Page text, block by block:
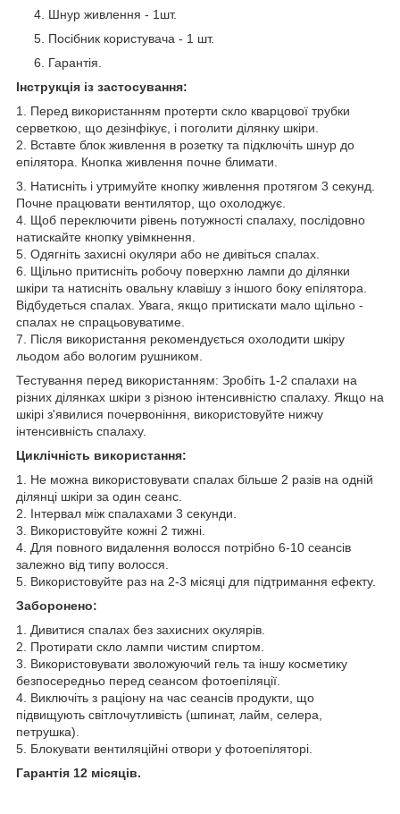
Шнур живлення - 1шт.
Посібник користувача - 1 шт.
Гарантія.
Інструкція із застосування:
1. Перед використанням протерти скло кварцової трубки
серветкою, що дезінфікує, і поголити ділянку шкіри.
2. Вставте блок живлення в розетку та підключіть шнур до
епілятора. Кнопка живлення почне блимати.
3. Натисніть і утримуйте кнопку живлення протягом 3 секунд.
Почне працювати вентилятор, що охолоджує.
4. Щоб переключити рівень потужності спалаху, послідовно
натискайте кнопку увімкнення.
5. Одягніть захисні окуляри або не дивіться спалах.
6. Щільно притисніть робочу поверхню лампи до ділянки
шкіри та натисніть овальну клавішу з іншого боку епілятора.
Відбудеться спалах. Увага, якщо притискати мало щільно -
спалах не спрацьовуватиме.
7. Після використання рекомендується охолодити шкіру
льодом або вологим рушником.
Тестування перед використанням: Зробіть 1-2 спалахи на
різних ділянках шкіри з різною інтенсивністю спалаху. Якщо на
шкірі з'явилися почервоніння, використовуйте нижчу
інтенсивність спалаху.
Циклічність використання:
1. Не можна використовувати спалах більше 2 разів на одній
ділянці шкіри за один сеанс.
2. Інтервал між спалахами 3 секунди.
3. Використовуйте кожні 2 тижні.
4. Для повного видалення волосся потрібно 6-10 сеансів
залежно від типу волосся.
5. Використовуйте раз на 2-3 місяці для підтримання ефекту.
Заборонено:
1. Дивитися спалах без захисних окулярів.
2. Протирати скло лампи чистим спиртом.
3. Використовувати зволожуючий гель та іншу косметику
безпосередньо перед сеансом фотоепіляції.
4. Виключіть з раціону на час сеансів продукти, що
підвищують світлочутливість (шпинат, лайм, селера,
петрушка).
5. Блокувати вентиляційні отвори у фотоепіляторі.
Гарантія 12 місяців.